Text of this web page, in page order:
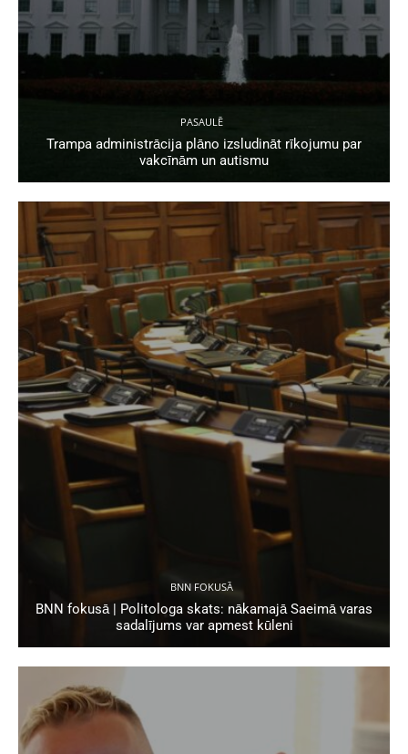
PASAULĒ
Trampa administrācija plāno izsludināt rīkojumu par
vakcīnām un autismu
BNN FOKUSĀ
BNN fokusā | Politologa skats: nākamajā Saeimā varas
sadalījums var apmest kūleni